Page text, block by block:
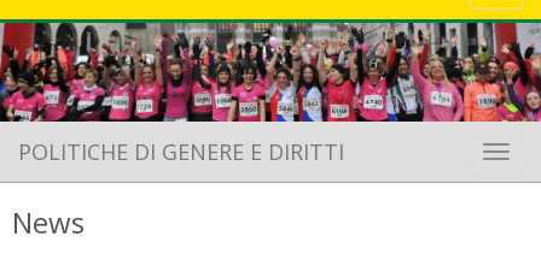
POLITICHE DI GENERE E DIRITTI
News